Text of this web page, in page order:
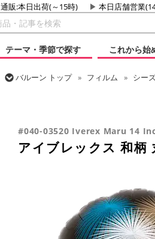
通販:本日出荷(～15時) 本日店舗営業
テーマ・季節で探す
これから始
バルーン トップ フィルム シー
#040-03520 Iverex Maru 14
アイブレックス 和柄